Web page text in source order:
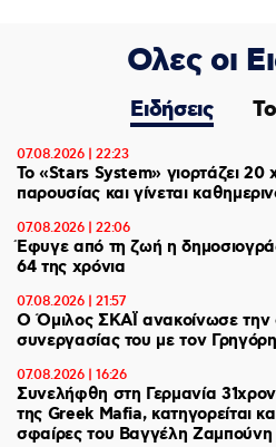
Ολες οι
Ειδήσεις
07.08.2026 | 22:23
Το «Stars System» γιορτάζει 20
παρουσίας και γίνεται
07.08.2026 | 22:06
Έφυγε από τη ζωή η
64 της χρόνια
07.08.2026 | 21:57
Ο Όμιλος ΣΚΑΪ ανακοίνωσε την
συνεργασίας του με τον
07.08.2026 | 16:26
Συνελήφθη στη Γερμανία
της Greek Mafia, κατηγορείται
σφαίρες του Βαγγέλη Ζαμπούνη